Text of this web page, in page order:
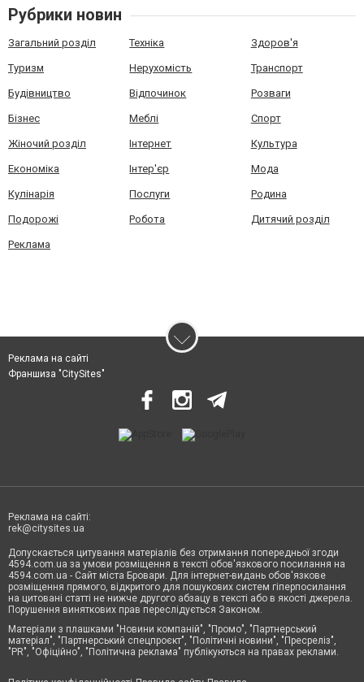
Рубрики новин
Загальний розділ Техніка Здоров'я
Туризм Нерухомість Транспорт
Будівництво Відпочинок Розваги
Бізнес Меблі Спорт
Жіночий розділ Інтернет Культура
Економіка Інтер'єр Мода
Кулінарія Послуги Родина
Подорожі Робота Дитячий розділ
Реклама
Реклама на сайті
Франшиза "CitySites"
Реклама на сайті:
rek@citysites.ua
Допускається цитування матеріалів без отримання попередньої згоди
4594.com.ua за умови розміщення в тексті обов'язкового посилання на
4594.com.ua - Сайт міста Бровари. Для інтернет-видань обов'язкове
розміщення прямого, відкритого для пошукових систем гіперпосилання
на цитовані статті не нижче другого абзацу в тексті або в якості джерела.
Порушення виняткових прав переслідується Законом.
Матеріали з плашками "Новини компаній", "Промо", "Партнерський
матеріал", "Партнерський спецпроєкт", "Політичні новини", "Пресреліз",
"PR", "Офіційно", "Політична реклама" публікуються на правах реклами.